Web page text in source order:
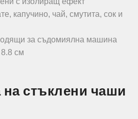
капучино, чай, смутита, сок и
за съдомиялна машина
см
стъклени чаши